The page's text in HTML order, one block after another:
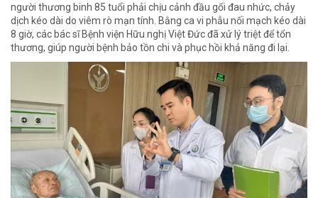
người thương binh 85 tuổi phải chịu cảnh đầu gối đau nhức, chảy
dịch kéo dài do viêm rò mạn tính. Bằng ca vi phẫu nối mạch kéo dài
8 giờ, các bác sĩ Bệnh viện Hữu nghị Việt Đức đã xử lý triệt để tổn
thương, giúp người bệnh bảo tồn chi và phục hồi khả năng đi lại.